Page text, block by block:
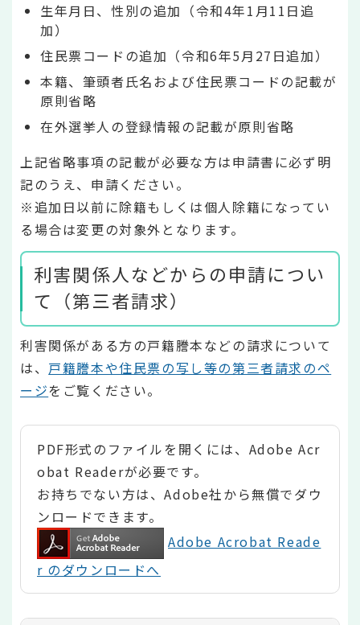
生年月日、性別の追加（令和4年1月11日追
加）
住民票コードの追加（令和6年5月27日追加）
本籍、筆頭者氏名および住民票コードの記載が
原則省略
在外選挙人の登録情報の記載が原則省略
上記省略事項の記載が必要な方は申請書に必ず明
記のうえ、申請ください。
※追加日以前に除籍もしくは個人除籍になってい
る場合は変更の対象外となります。
利害関係人などからの申請につい
て（第三者請求）
利害関係がある方の戸籍謄本などの請求について
は、 戸籍謄本や住民票の写し等の第三者請求のペ
ージをご覧ください。
PDF形式のファイルを開くには、Adobe Acr
obat Readerが必要です。
お持ちでない方は、Adobe社から無償でダウ
ンロードできます。
Adobe Acrobat Reade
r のダウンロードへ